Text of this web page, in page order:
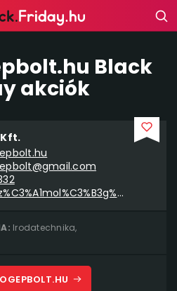
Black
akciók
fb.com/Sz%C3%A1mol%C3%B3g%C3%A9pbolt-Sharp-Casio-kalkul%C3%A1torok-2220953104605351
Irodatechnika,